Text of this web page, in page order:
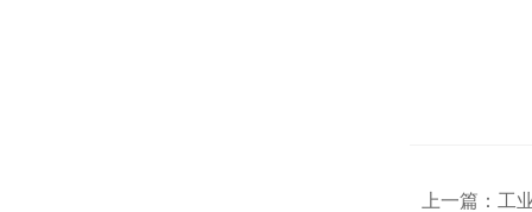
上一篇： 工